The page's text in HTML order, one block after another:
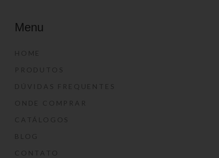
Menu
HOME
PRODUTOS
DÚVIDAS FREQUENTES
ONDE COMPRAR
CATÁLOGOS
BLOG
CONTATO